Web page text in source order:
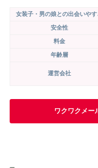
女装子・男の娘との出会いやす
安全性
料金
年齢層
運営会社
ワクワクメー